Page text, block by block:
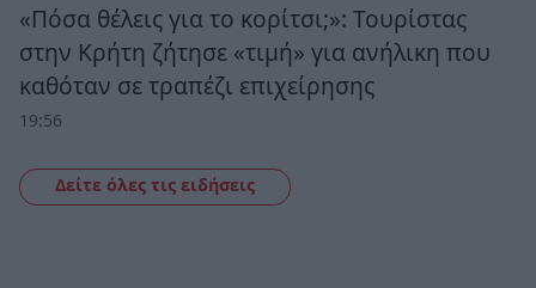
«Πόσα θέλεις για το κορίτσι;»: Τουρίστας
στην Κρήτη ζήτησε «τιμή» για ανήλικη που
καθόταν σε τραπέζι επιχείρησης
19:56
Δείτε όλες τις ειδήσεις